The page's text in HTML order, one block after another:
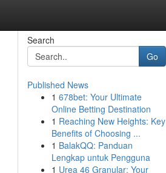
Search
Go
Published News
1 678bet: Your Ultimate
Online Betting Destination
1 Reaching New Heights: Key
Benefits of Choosing ...
1 BalakQQ: Panduan
Lengkap untuk Pengguna
1 Urea 46 Granular: Your